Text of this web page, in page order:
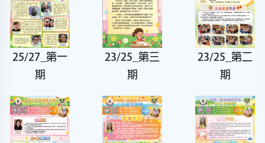
25/27_第一
期
23/25_第三
期
23/25_第二
期